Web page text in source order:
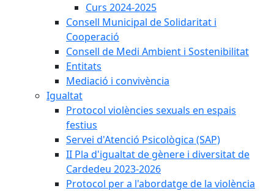
Curs 2024-2025
Consell Municipal de Solidaritat i
Cooperació
Consell de Medi Ambient i Sostenibilitat
Entitats
Mediació i convivència
Igualtat
Protocol violències sexuals en espais
festius
Servei d'Atenció Psicològica (SAP)
II Pla d'igualtat de gènere i diversitat de
Cardedeu 2023-2026
Protocol per a l'abordatge de la violència